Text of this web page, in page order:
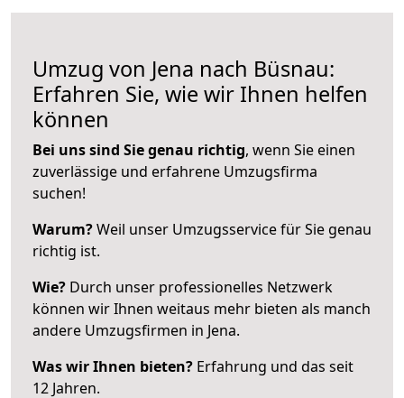
Umzug von Jena nach Büsnau:
Erfahren Sie, wie wir Ihnen helfen
können
Bei uns sind Sie genau richtig, wenn Sie einen
zuverlässige und erfahrene Umzugsfirma
suchen!
Warum?Weil unser Umzugsservice für Sie genau
richtig ist.
Wie? Durch unser professionelles Netzwerk
können wir Ihnen weitaus mehr bieten als manch
andere Umzugsfirmen in Jena.
Was wir Ihnen bieten? Erfahrung und das seit
12 Jahren.